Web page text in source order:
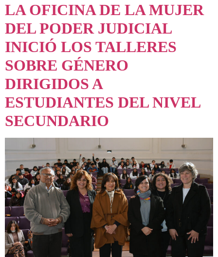
LA OFICINA DE LA MUJER
DEL PODER JUDICIAL
INICIÓ LOS TALLERES
SOBRE GÉNERO
DIRIGIDOS A
ESTUDIANTES DEL NIVEL
SECUNDARIO